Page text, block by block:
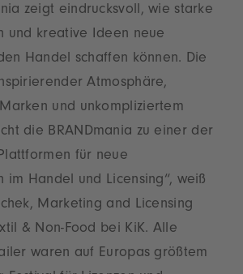
zeigt eindrucksvoll, wie starke
und kreative Ideen neue
Handel schaffen können. Die
Atmosphäre,
und unkompliziertem
die BRANDmania zu einer der
für neue
im Handel und Licensing“, weiß
Marketing and Licensing
& Non-Food bei KiK. Alle
waren auf Europas größtem